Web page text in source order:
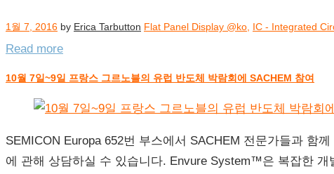
1월 7, 2016 by Erica Tarbutton Flat Panel Display @ko IC - Integrated
Read more
10월 7일~9일 프랑스 그르노블의 유럽 반도체 박람회에 SACHEM 참여
SEMICON Europa 652번 부스에서 SACHEM 전문가들과 함
에 관해 상담하실 수 있습니다. Envure System™은 복잡한